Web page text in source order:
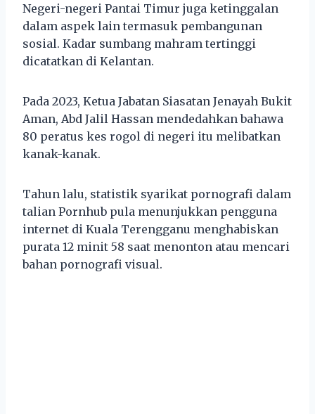
Negeri-negeri Pantai Timur juga ketinggalan
dalam aspek lain termasuk pembangunan
sosial. Kadar sumbang mahram tertinggi
dicatatkan di Kelantan.
Pada 2023, Ketua Jabatan Siasatan Jenayah Bukit
Aman, Abd Jalil Hassan mendedahkan bahawa
80 peratus kes rogol di negeri itu melibatkan
kanak-kanak.
Tahun lalu, statistik syarikat pornografi dalam
talian Pornhub pula menunjukkan pengguna
internet di Kuala Terengganu menghabiskan
purata 12 minit 58 saat menonton atau mencari
bahan pornografi visual.